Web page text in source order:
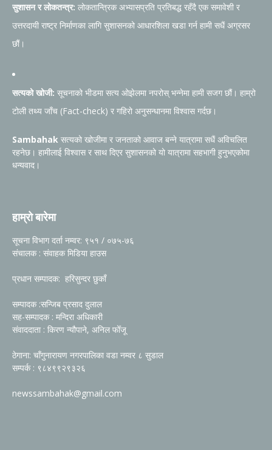
सुशासन र लोकतन्त्र: लोकतान्त्रिक अभ्यासप्रति प्रतिबद्ध रहँदै एक समावेशी र
उत्तरदायी राष्ट्र निर्माणका लागि सुशासनको आधारशिला खडा गर्न हामी सधैं अग्रसर
छौं।
सत्यको खोजी: सूचनाको भीडमा सत्य ओझेलमा नपरोस् भन्नेमा हामी सजग छौं। हाम्रो
टोली तथ्य जाँच (Fact-check) र गहिरो अनुसन्धानमा विश्वास गर्दछ।
Sambahak सत्यको खोजीमा र जनताको आवाज बन्ने यात्रामा सधैं अविचलित
रहनेछ। हामीलाई विश्वास र साथ दिएर सुशासनको यो यात्रामा सहभागी हुनुभएकोमा
धन्यवाद।
हाम्रो बारेमा
सूचना विभाग दर्ता नम्वर: ९५१ / ०७५-७६
संचालक : संवाहक मिडिया हाउस
प्रधान सम्पादक: हरिसुन्दर छुकाँ
सम्पादक :सन्जिब प्रसाद दुलाल
सह-सम्पादक : मन्दिरा अधिकारी
संवाददाता : किरण न्यौपाने, अनिल फोँजू
ठेगाना: चाँगुनारायण नगरपालिका वडा नम्वर ८ सुडाल
सम्पर्क : ९८४९९२९३२६
newssambahak@gmail.com